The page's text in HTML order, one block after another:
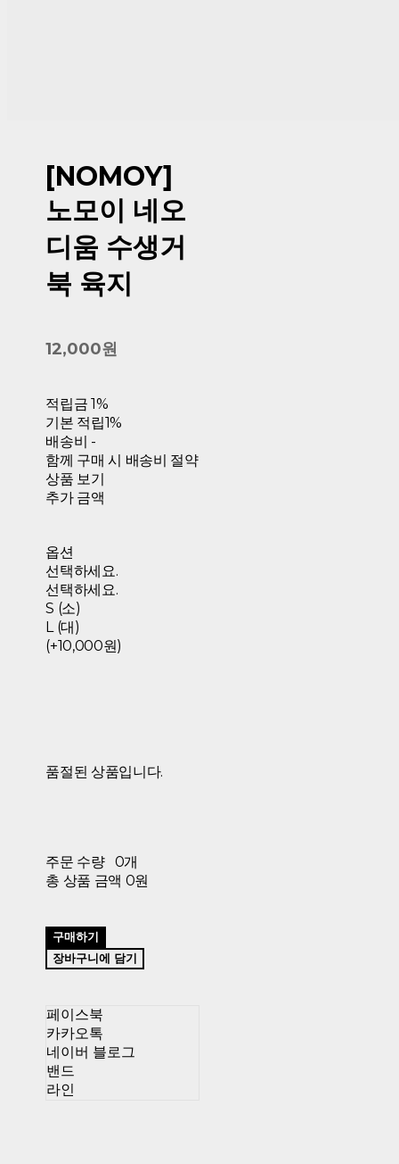
[NOMOY]
노모이 네오
디움 수생거
북 육지
12,000원
적립금 1%
기본 적립1%
배송비 -
함께 구매 시 배송비 절약
상품 보기
추가 금액
옵션
선택하세요.
선택하세요.
S (소)
L (대)
(+10,000원)
품절된 상품입니다.
주문 수량
0개
총 상품 금액 0원
구매하기
장바구니에 담기
페이스북
카카오톡
네이버 블로그
밴드
라인